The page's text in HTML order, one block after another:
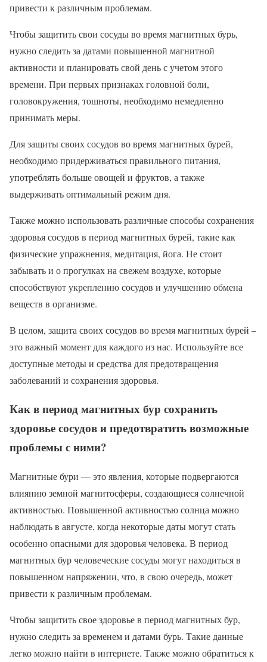
привести к различным проблемам.
Чтобы защитить свои сосуды во время магнитных бурь,
нужно следить за датами повышенной магнитной
активности и планировать свой день с учетом этого
времени. При первых признаках головной боли,
головокружения, тошноты, необходимо немедленно
принимать меры.
Для защиты своих сосудов во время магнитных бурей,
необходимо придерживаться правильного питания,
употреблять больше овощей и фруктов, а также
выдерживать оптимальный режим дня.
Также можно использовать различные способы сохранения
здоровья сосудов в период магнитных бурей, такие как
физические упражнения, медитация, йога. Не стоит
забывать и о прогулках на свежем воздухе, которые
способствуют укреплению сосудов и улучшению обмена
веществ в организме.
В целом, защита своих сосудов во время магнитных бурей –
это важный момент для каждого из нас. Используйте все
доступные методы и средства для предотвращения
заболеваний и сохранения здоровья.
Как в период магнитных бур сохранить
здоровье сосудов и предотвратить возможные
проблемы с ними?
Магнитные бури — это явления, которые подвергаются
влиянию земной магнитосферы, создающиеся солнечной
активностью. Повышенной активностью солнца можно
наблюдать в августе, когда некоторые даты могут стать
особенно опасными для здоровья человека. В период
магнитных бур человеческие сосуды могут находиться в
повышенном напряжении, что, в свою очередь, может
привести к различным проблемам.
Чтобы защитить свое здоровье в период магнитных бур,
нужно следить за временем и датами бурь. Такие данные
легко можно найти в интернете. Также можно обратиться к